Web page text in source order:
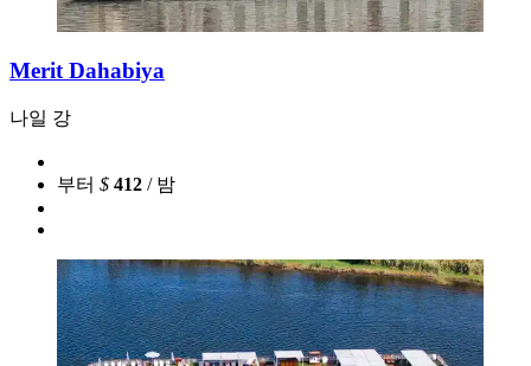
Merit Dahabiya
나일 강
부터 $ 412 / 밤